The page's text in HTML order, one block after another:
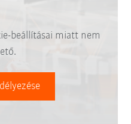
beállításai miatt nem